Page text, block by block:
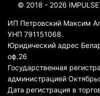
© 2018 - 2026
ИП Петровский Максим
УНП 791151068.
Юридический адрес
оф.26
Государственная
администрацией
Дата регистрация в